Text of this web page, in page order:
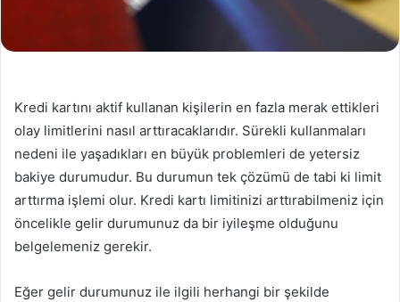
Kredi kartını aktif kullanan kişilerin en fazla merak ettikleri
olay limitlerini nasıl arttıracaklarıdır. Sürekli kullanmaları
nedeni ile yaşadıkları en büyük problemleri de yetersiz
bakiye durumudur. Bu durumun tek çözümü de tabi ki limit
arttırma işlemi olur. Kredi kartı limitinizi arttırabilmeniz için
öncelikle gelir durumunuz da bir iyileşme olduğunu
belgelemeniz gerekir.
Eğer gelir durumunuz ile ilgili herhangi bir şekilde